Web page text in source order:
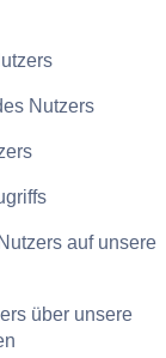
Nutzers
auf unsere
über unsere